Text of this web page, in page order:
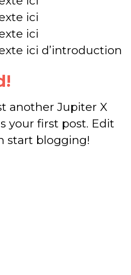
ici
ici
ici d’introduction
another Jupiter X
your first post. Edit
start blogging!